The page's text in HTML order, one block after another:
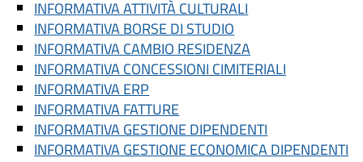
INFORMATIVA ATTIVITÀ CULTURALI
INFORMATIVA BORSE DI STUDIO
INFORMATIVA CAMBIO RESIDENZA
INFORMATIVA CONCESSIONI CIMITERIALI
INFORMATIVA ERP
INFORMATIVA FATTURE
INFORMATIVA GESTIONE DIPENDENTI
INFORMATIVA GESTIONE ECONOMICA DIPENDENTI